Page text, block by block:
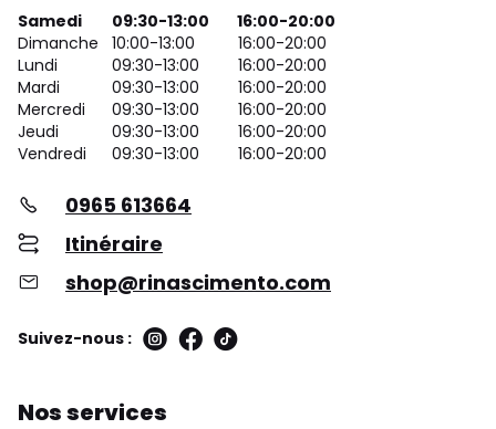
Samedi
09:30-13:00
16:00-20:00
Dimanche
10:00-13:00
16:00-20:00
Lundi
09:30-13:00
16:00-20:00
Mardi
09:30-13:00
16:00-20:00
Mercredi
09:30-13:00
16:00-20:00
Jeudi
09:30-13:00
16:00-20:00
Vendredi
09:30-13:00 16:00-20:00
0965 613664
Itinéraire
shop@rinascimento.com
Suivez-nous :
Nos services